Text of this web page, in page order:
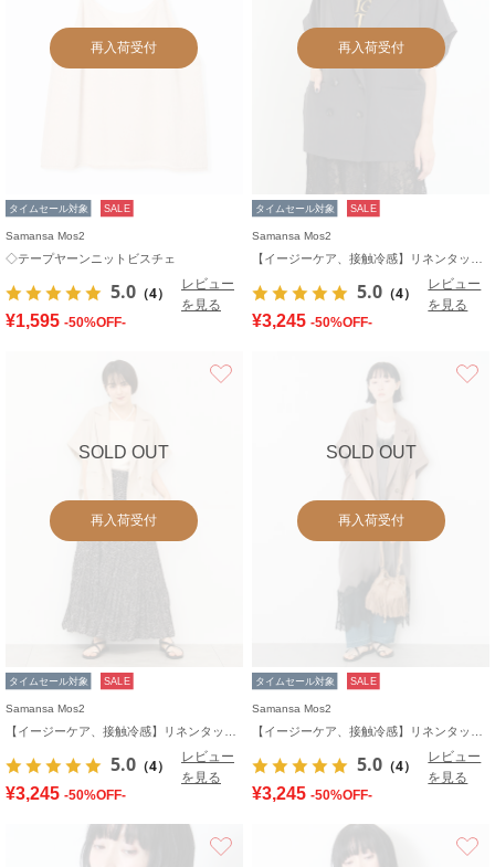
再入荷受付
タイムセール対象 SALE
Samansa Mos2
◇テープヤーンニットビスチェ
5.0 （4）
レビュー
を見る
¥1,595 -50%OFF-
再入荷受付
タイムセール対象 SALE
Samansa Mos2
5.0 （4）
レビュー
を見る
¥3,245 -50%OFF-
SOLD OUT
再入荷受付
タイムセール対象 SALE
Samansa Mos2
5.0 （4）
レビュー
を見る
¥3,245 -50%OFF-
SOLD OUT
再入荷受付
タイムセール対象 SALE
Samansa Mos2
5.0 （4）
レビュー
を見る
¥3,245 -50%OFF-